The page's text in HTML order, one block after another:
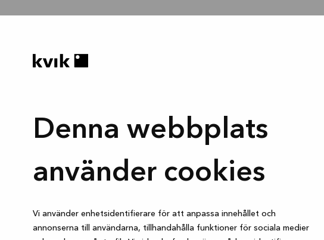
Denna webbplats
använder cookies
Vi använder enhetsidentifierare för att anpassa innehållet och
annonserna till användarna, tillhandahålla funktioner för sociala medier